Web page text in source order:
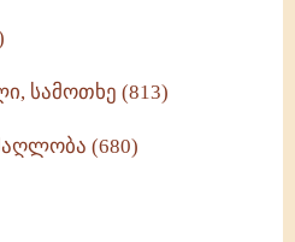
სამოთხე (813)
(680)